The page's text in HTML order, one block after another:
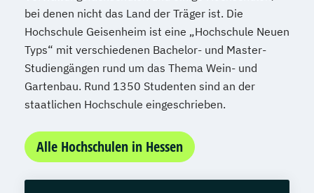
bei denen nicht das Land der Träger ist. Die
Hochschule Geisenheim ist eine „Hochschule Neuen
Typs“ mit verschiedenen Bachelor- und Master-
Studiengängen rund um das Thema Wein- und
Gartenbau. Rund 1350 Studenten sind an der
staatlichen Hochschule eingeschrieben.
Alle Hochschulen in Hessen